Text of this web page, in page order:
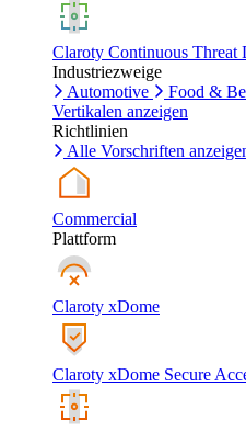
Claroty Continuous Threat
Industriezweige
Automotive
Food &
Vertikalen anzeigen
Richtlinien
Alle Vorschriften
Commercial
Plattform
Claroty xDome
Claroty xDome Secure